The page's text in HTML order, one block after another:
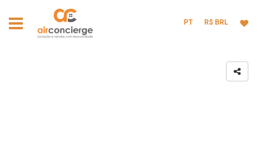
PT R$ BRL